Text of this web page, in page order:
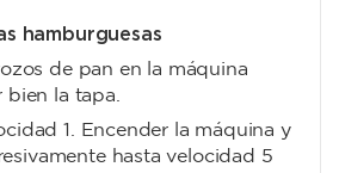
hamburguesas
de pan en la máquina
bien la tapa.
1. Encender la máquina y
hasta velocidad 5